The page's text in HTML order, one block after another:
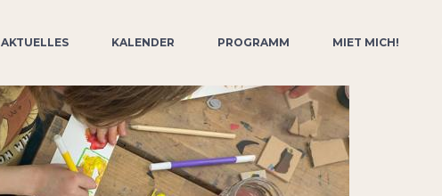
AKTUELLES KALENDER PROGRAMM MIET MICH!